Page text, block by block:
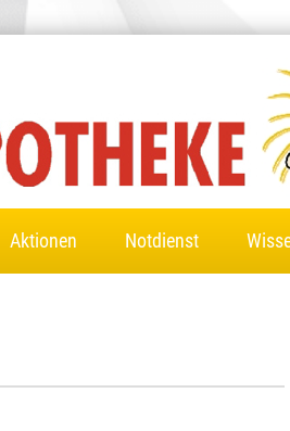
Aktionen Notdienst